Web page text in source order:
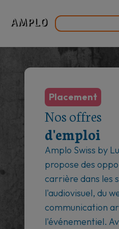
Placement
Nos offres
d'emploi
Amplo Swiss by
propose des
carrière dans les
l'audiovisuel, du
communication
l'événementiel.